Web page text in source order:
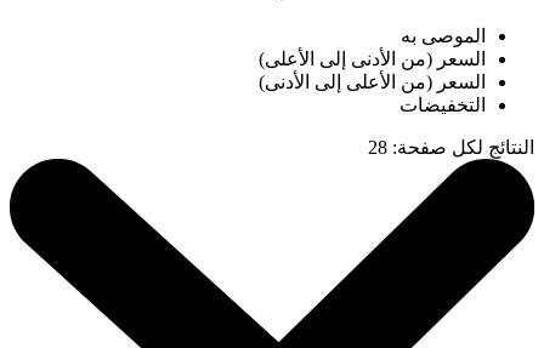
الموصى به
السعر (من الأدنى إلى الأعلى)
السعر (من الأعلى إلى الأدنى)
التخفيضات
النتائج لكل صفحة:
28